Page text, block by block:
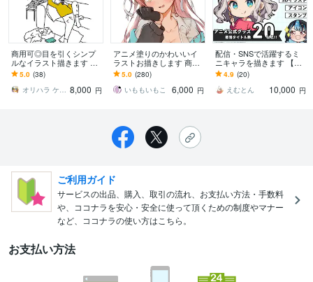
商用可◎目を引くシンプ
ルなイラスト描きます イ
ラストレーターが雑誌や
WEBの挿し絵のお手伝い
致します！
5.0 (38)
オリハラ ケイコ 8,000 円
アニメ塗りのかわいいイ
ラストお描きします 商用
利用込み！全身イラスト
でも6000円
5.0 (280)
いももいもこ
6,000 円
配信・SNSで活躍するミ
ニキャラを描きます 【企
業実績多数】アニメ公式
グッズ担当のプロが制作
します！
4.9 (20)
えむとん
10,000 円
ご利用ガイド
サービスの出品、購入、取引の流れ、お支払い方法・手数料
や、ココナラを安心・安全に使って頂くための制度やマナー
など、ココナラの使い方はこちら。
お支払い方法